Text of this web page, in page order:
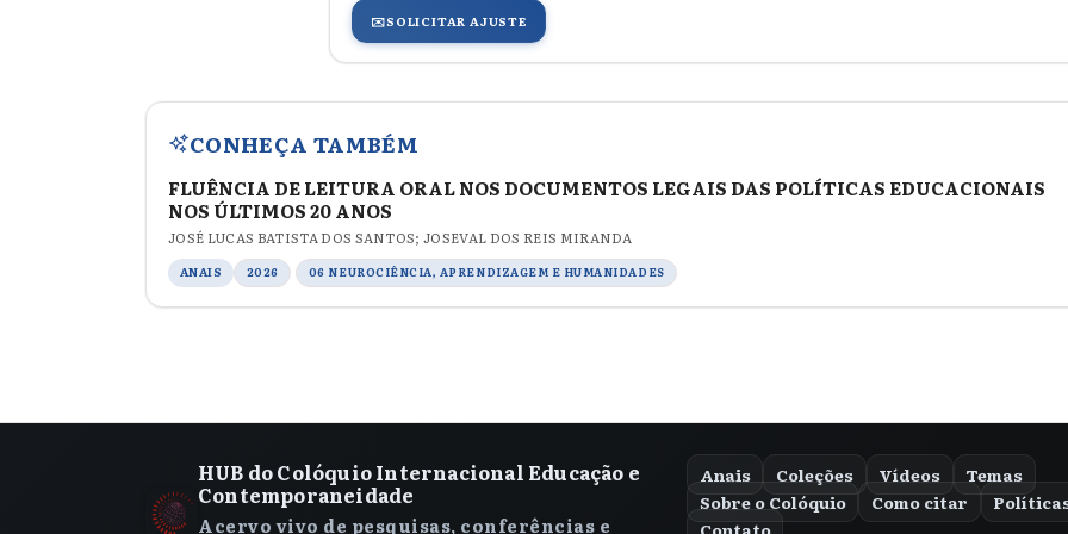
✉️SOLICITAR AJUSTE
CONHEÇA TAMBÉM
FLUÊNCIA DE LEITURA ORAL NOS DOCUMENTOS LEGAIS DAS POLÍTICAS EDUCACIONAIS
NOS ÚLTIMOS 20 ANOS
JOSÉ LUCAS BATISTA DOS SANTOS; JOSEVAL DOS REIS MIRANDA
ANAIS 2026 06 NEUROCIÊNCIA, APRENDIZAGEM E HUMANIDADES
HUB do Colóquio Internacional Educação e
Contemporaneidade
Acervo vivo de pesquisas, conferências e
Anais Coleções Vídeos
Temas
Sobre o Colóquio
Como citar
Contato